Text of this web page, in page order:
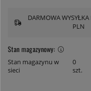
Stan magazynowy:
Stan magazynu w
sieci
0
szt.
DARMOWA WYSYŁKA
PLN